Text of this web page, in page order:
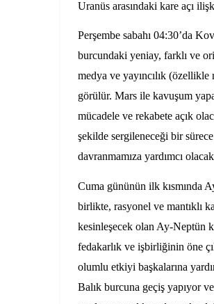
Uranüs arasındaki kare açı
Perşembe sabahı 04:30’da
burcundaki yeniay, farklı ve
medya ve yayıncılık
görülür. Mars ile kavuşum
mücadele ve rekabete açık
şekilde sergileneceği bir
davranmamıza yardımcı
Cuma gününün ilk kısmında
birlikte, rasyonel ve mantıklı
kesinleşecek olan Ay-Neptün
fedakarlık ve işbirliğinin öne
olumlu etkiyi başkalarına
Balık burcuna geçiş yapıyor